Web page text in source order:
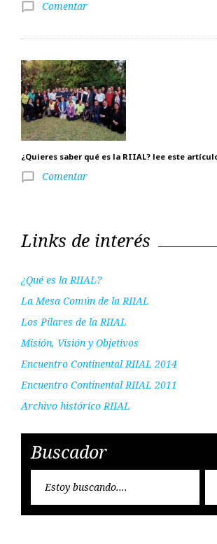
chat_bubble_outline Comentar
¿Quieres saber qué es la RIIAL? lee este
chat_bubble_outline Comentar
Links de interés
¿Qué es la RIIAL?
La Mesa Común de la RIIAL
Los Pilares de la RIIAL
Misión, Visión y Objetivos
Encuentro Continental RIIAL 2014
Encuentro Continental RIIAL 2011
Archivo histórico RIIAL
Buscador